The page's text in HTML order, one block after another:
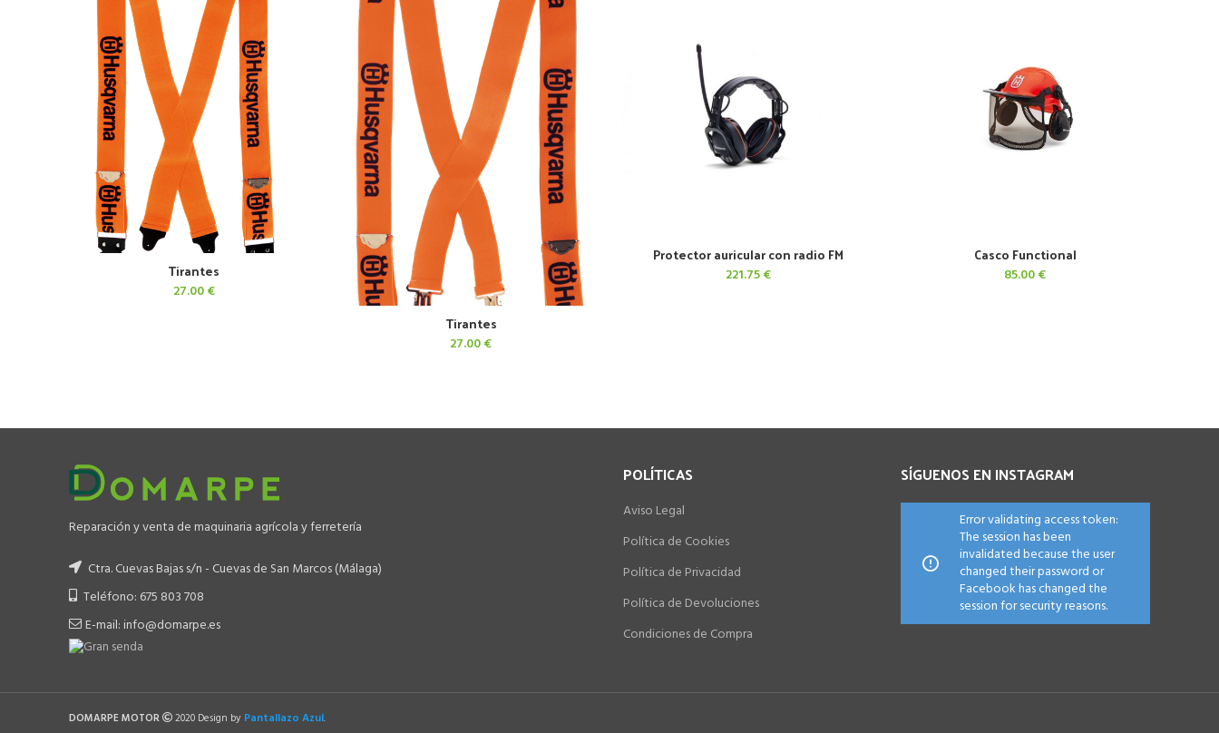
AÑADIR AL CARRITO
Tirantes
27.00€
AÑADIR AL CARRITO
Tirantes
27.00€
AÑADIR AL CARRITO
Protector auricular con radio FM
221.75€
AÑADIR AL CARRITO
Casco Functional
85.00€
Reparación y venta de maquinaria agrícola y ferretería
Ctra. Cuevas Bajas s/n - Cuevas de San Marcos (Málaga)
Teléfono: 675 803 708
E-mail: info@domarpe.es
POLÍTICAS
Aviso Legal
Política de Cookies
Política de Privacidad
Política de Devoluciones
Condiciones de Compra
SÍGUENOS EN INSTAGRAM
Error validating access token:
The session has been
invalidated because the user
changed their password or
Facebook has changed the
session for security reasons.
DOMARPE MOTOR 2020 Design by Pantallazo Azul.